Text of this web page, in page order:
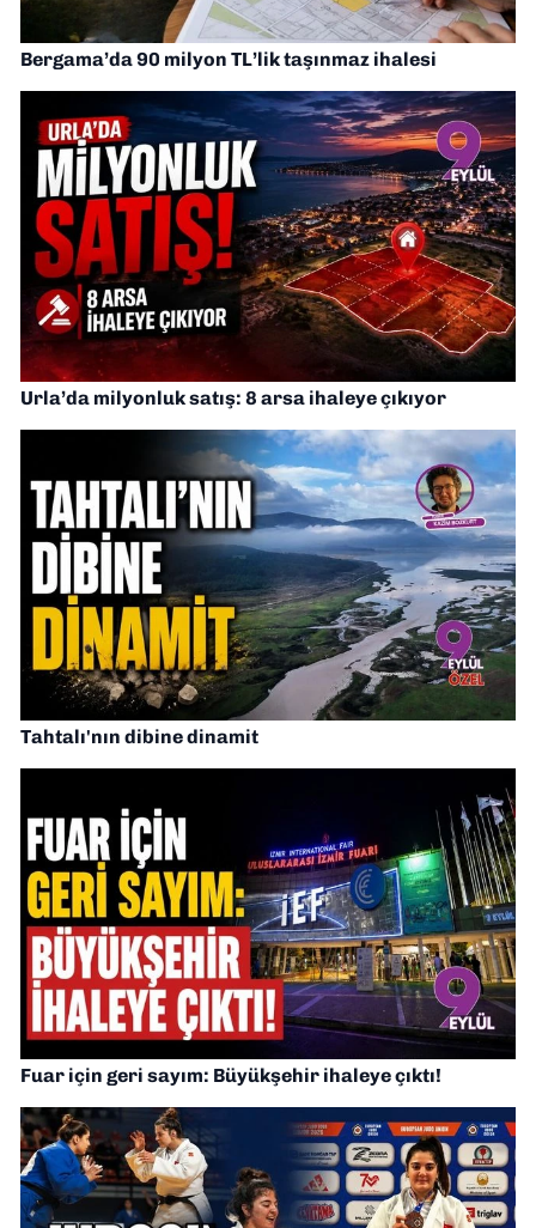
Bergama’da 90 milyon TL’lik taşınmaz ihalesi
Urla’da milyonluk satış: 8 arsa ihaleye çıkıyor
Tahtalı'nın dibine dinamit
Fuar için geri sayım: Büyükşehir ihaleye çıktı!